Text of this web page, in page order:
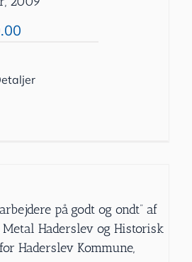
på godt og ondt” af
Metal Haderslev og Historisk
Haderslev Kommune,